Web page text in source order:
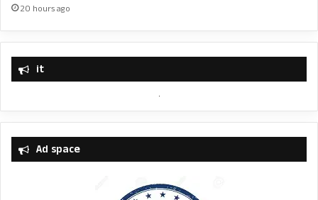
20 hours ago
it
Ad space